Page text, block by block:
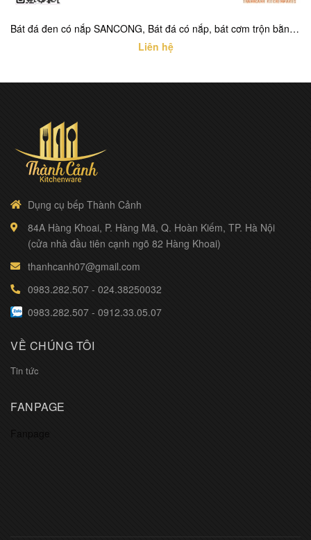
Bát đá đen có nắp SANCONG, Bát đá có nắp, bát cơm trộn bằng đá có nắp
Liên hệ
Dụng cụ bếp Thành Cảnh
84A Hàng Khoai, P. Hàng Mã, Q. Hoàn Kiếm, TP. Hà Nội
(cửa nhà đầu tiên cạnh ngõ 82 Hàng Khoai)
thanhcanh07@gmail.com
0983.282.507 - 024.38250032
0983.282.507 - 0912.33.05.07
VỀ CHÚNG TÔI
Tin tức
FANPAGE